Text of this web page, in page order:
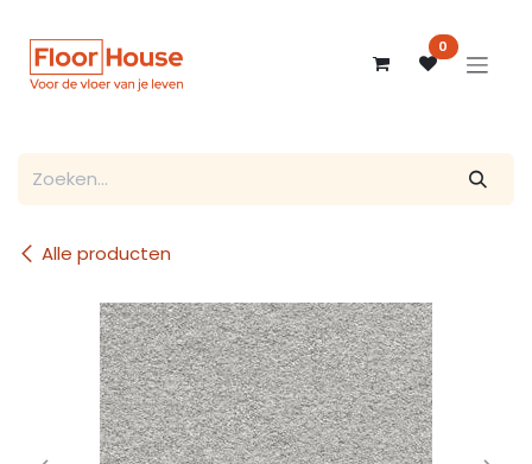
0
Alle producten